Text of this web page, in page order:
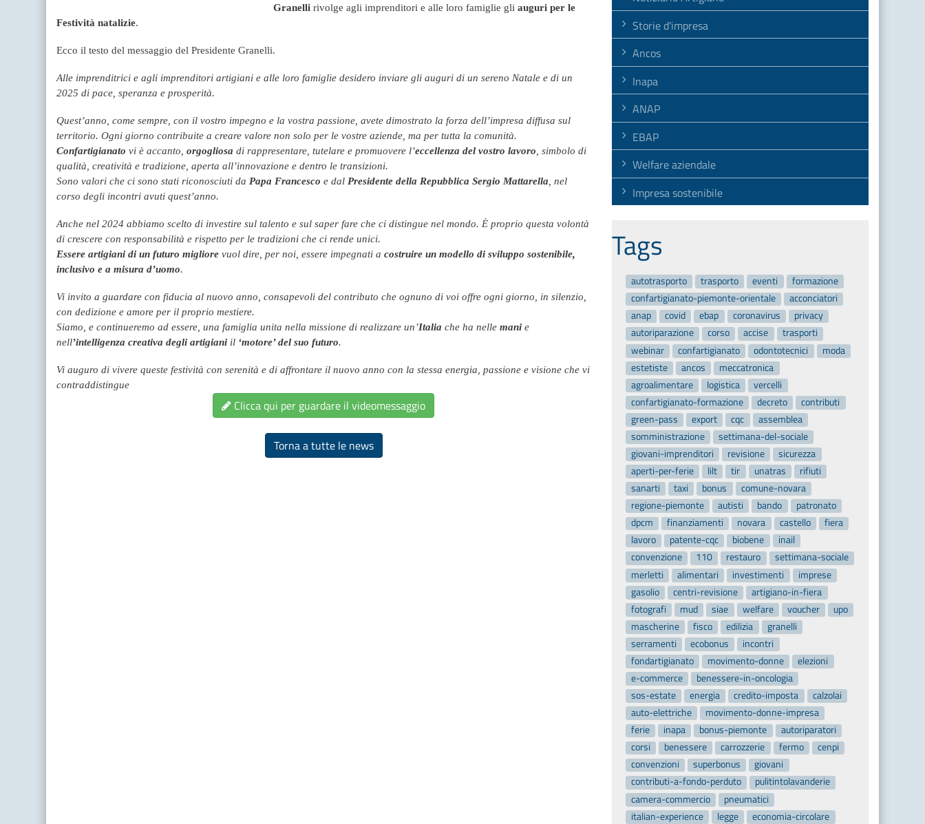
Granelli rivolge agli imprenditori e alle loro famiglie gliauguri per le
Festività natalizie.
Ecco il testo del messaggio del Presidente Granelli.
Alle imprenditrici e agli imprenditori artigiani e alle loro famiglie desidero inviare gli auguri di un sereno Natale e di un
2025 di pace, speranza e prosperità.
Quest’anno, come sempre, con il vostro impegno e la vostra passione, avete dimostrato la forza dell’impresa diffusa sul
territorio.Ogni giorno contribuite a creare valore non solo per le vostre aziende, ma per tutta la comunità.
Confartigianato vi è accanto,orgogliosa di rappresentare, tutelare e promuovere l’eccellenza del vostro lavoro , simbolo di
qualità, creatività e tradizione, aperta all’innovazione e dentro le transizioni.
Sono valori che ci sono stati riconosciuti da Papa Francesco e dal Presidente della Repubblica Sergio Mattarella , nel
corso degli incontri avuti quest’anno.
Anche nel 2024 abbiamo scelto di investire sul talento e sul saper fare che ci distingue nel mondo. È proprio questa volontà
di crescere con responsabilità e rispetto per le tradizioni che ci rende unici.
Essere artigiani di un futuro migliore vuol dire, per noi, essere impegnati acostruire un modello di sviluppo sostenibile,
inclusivo e a misura d’uomo.
Vi invito a guardare con fiducia al nuovo anno, consapevoli del contributo che ognuno di voi offre ogni giorno, in silenzio,
con dedizione e amore per il proprio mestiere.
Siamo, e continueremo ad essere, una famiglia unita nella missione di realizzare un’Italia che ha nellemani e
nell’intelligenza creativa degli artigiani il ‘motore’ del suo futuro.
Vi auguro di vivere queste festività con serenità e di affrontare il nuovo anno con la stessa energia, passione e visione che vi
contraddistingue
Clicca qui per guardare il videomessaggio
Torna a tutte le news
Storie d'impresa
Ancos
Inapa
ANAP
EBAP
Welfare aziendale
Impresa sostenibile
Tags
autotrasporto trasporto eventi
formazione
confartigianato-piemonte-orientale
acconciatori
anap
covid ebap coronavirus
privacy
autoriparazione
corso accise
trasporti
webinar
confartigianato odontotecnici
moda
estetiste
ancos
meccatronica
agroalimentare
logistica
vercelli
confartigianato-formazione
decreto
contributi
green-pass
export cqc
assemblea
somministrazione
settimana-del-sociale
giovani-imprenditori
revisione
sicurezza
aperti-per-ferie
lilt tir unatras
rifiuti
sanarti
taxi bonus
comune-novara
regione-piemonte
autisti bando
patronato
dpcm
finanziamenti novara castello
fiera
lavoro
patente-cqc biobene
inail
convenzione
110 restauro
settimana-sociale
merletti
alimentari investimenti
imprese
gasolio
centri-revisione
artigiano-in-fiera
fotografi
mud siae welfare voucher
upo
mascherine
fisco edilizia
granelli
serramenti
ecobonus
incontri
fondartigianato
movimento-donne
elezioni
e-commerce
benessere-in-oncologia
sos-estate
energia credito-imposta
calzolai
auto-elettriche
movimento-donne-impresa
ferie
inapa bonus-piemonte
autoriparatori
corsi
benessere carrozzerie fermo
cenpi
convenzioni
superbonus
giovani
contributi-a-fondo-perduto
pulitintolavanderie
camera-commercio
pneumatici
italian-experience
legge
economia-circolare